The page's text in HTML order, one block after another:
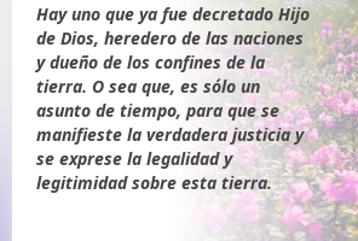
Hay uno que ya fue decretado Hijo
de Dios, heredero de las naciones
y dueño de los confines de la
tierra. O sea que, es sólo un
asunto de tiempo, para que se
manifieste la verdadera justicia y
se exprese la legalidad y
legitimidad sobre esta tierra.